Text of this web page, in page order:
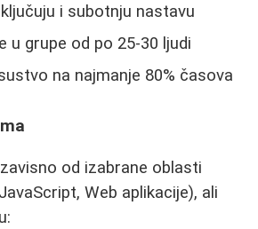
i subotnju nastavu
u grupe od po 25-30 ljudi
na najmanje 80% časova
od izabrane oblasti
Web aplikacije), ali